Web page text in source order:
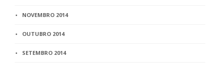
NOVEMBRO 2014
OUTUBRO 2014
SETEMBRO 2014